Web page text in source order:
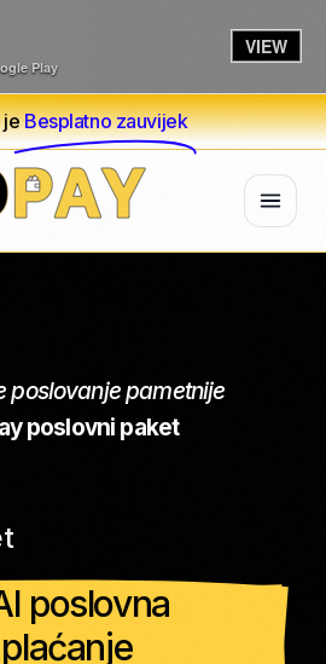
Play
VIEW
jeBesplatno zauvijek
poslovanje pametnije
poslovni paket
poslovna